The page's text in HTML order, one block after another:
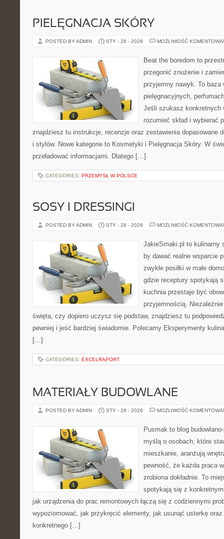
PIELĘGNACJA SKÓRY
POSTED BY ADMIN STY - 28 - 2026 MOŻLIWOŚĆ
Beat the boredom to
przegonić znużenie i
przyjemny nawyk. To baza
pielęgnacyjnych,
Jeśli szukasz konkretnych
rozumieć skład i wybierać
znajdziesz tu instrukcje, recenzje oraz zestawienia dopasowane
i stylów. Nowe kategorie to Kosmetyki i Pielęgnacja Skóry. W
przeładować informacjami. Dlatego […]
CATEGORIES: PRZEMYSŁ W POLSCE
SOSY I DRESSINGI
POSTED BY ADMIN STY - 28 - 2026 MOŻLIWOŚĆ
JakieSmaki.pl to kulinarny
by dawać realne wsparcie
zwykłe posiłki w małe
gdzie receptury spotykają
kuchnia przestaje być
przyjemnością.
święta, czy dopiero uczysz się podstaw, znajdziesz tu
pewniej i jeść bardziej świadomie. Polecamy Eksperymenty
[…]
CATEGORIES: EXCELRAPORT
MATERIAŁY BUDOWLANE
POSTED BY ADMIN STY - 28 - 2026 MOŻLIWOŚĆ
Pusmak to blog
myślą o osobach, które
mieszkanie, aranżują
pewność, że każda praca
zrobiona dokładnie. To
spotykają się z
jak urządzenia do prac remontowych łączą się z codziennymi
wypoziomować, jak przykręcić elementy, jak usunąć usterkę
konkretnego […]